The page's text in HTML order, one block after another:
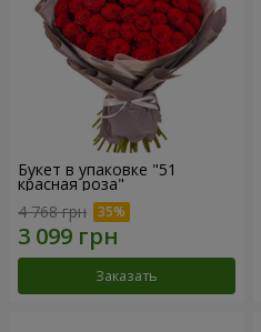
Букет в упаковке "51
красная роза"
4 768 грн
Заказать